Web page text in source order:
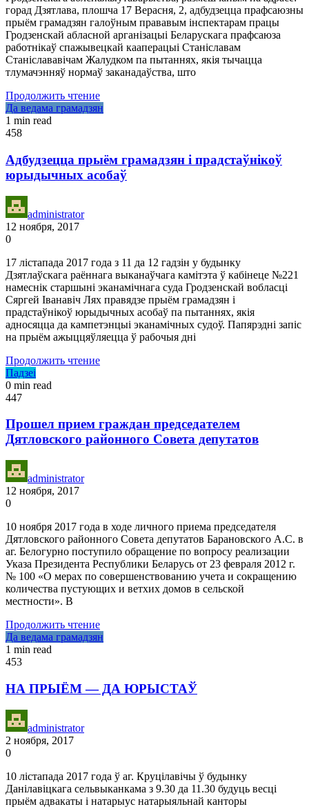
горад Дзятлава, плошча 17 Верасня, 2, адбудзецца прафсаюзны
прыём грамадзян галоўным прававым інспектарам працы
Гродзенскай абласной арганізацыі Беларускага прафсаюза
работнікаў спажывецкай кааперацыі Станіславам
Станіслававічам Жалудком па пытаннях, якія тычацца
тлумачэнняў нормаў заканадаўства, што
Продолжить чтение
Да ведама грамадзян
1 min read
458
Адбудзецца прыём грамадзян і прадстаўнікоў
юрыдычных асобаў
administrator
12 ноября, 2017
0
17 лістапада 2017 года з 11 да 12 гадзін у будынку
Дзятлаўскага раённага выканаўчага камітэта ў кабінеце №221
намеснік старшыні эканамічнага суда Гродзенскай вобласці
Сяргей Іванавіч Лях правядзе прыём грамадзян і
прадстаўнікоў юрыдычных асобаў па пытаннях, якія
адносяцца да кампетэнцыі эканамічных судоў. Папярэдні запіс
на прыём ажыццяўляецца ў рабочыя дні
Продолжить чтение
Падзеі
0 min read
447
Прошел прием граждан председателем
Дятловского районного Совета депутатов
administrator
12 ноября, 2017
0
10 ноября 2017 года в ходе личного приема председателя
Дятловского районного Совета депутатов Барановского А.С. в
аг. Белогурно поступило обращение по вопросу реализации
Указа Президента Республики Беларусь от 23 февраля 2012 г.
№ 100 «О мерах по совершенствованию учета и сокращению
количества пустующих и ветхих домов в сельской
местности». В
Продолжить чтение
Да ведама грамадзян
1 min read
453
НА ПРЫЁМ — ДА ЮРЫСТАЎ
administrator
2 ноября, 2017
0
10 лістапада 2017 года ў аг. Круцілавічы ў будынку
Данілавіцкага сельвыканкама з 9.30 да 11.30 будуць весці
прыём адвакаты і натарыус натарыяльнай канторы